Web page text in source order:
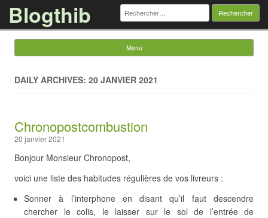
Blogthib Rechercher :
Menu
DAILY ARCHIVES: 20 JANVIER 2021
Chronopostcombustion
20 janvier 2021
Bonjour Monsieur Chronopost,
voici une liste des habitudes régulières de vos livreurs :
Sonner à l’interphone en disant qu’il faut descendre
chercher le colis, le laisser sur le sol de l’entrée de